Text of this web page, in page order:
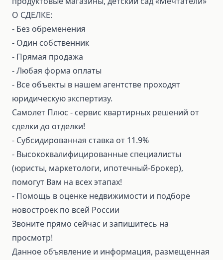
О СДЕЛКЕ:
- Без обременения
- Один собственник
- Прямая продажа
- Любая форма оплаты
- Все объекты в нашем агентстве проходят
юридическую экспертизу.
Самолет Плюс - сервис квартирных решений от
сделки до отделки!
- Субсидированная ставка от 11.9%
- Высококвалифицированные специалисты
(юристы, маркетологи, ипотечный-брокер),
помогут Вам на всех этапах!
- Помощь в оценке недвижимости и подборе
новостроек по всей России
Звоните прямо сейчас и запишитесь на
просмотр!
Данное объявление и информация, размещенная